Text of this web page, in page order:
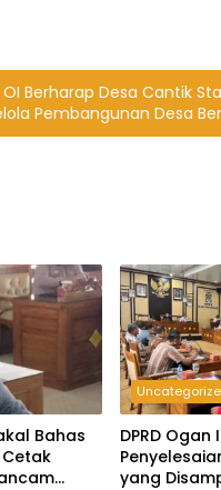
Berharap Desa Cantik
Pembangunan Desa
DPRD Ogan
yang